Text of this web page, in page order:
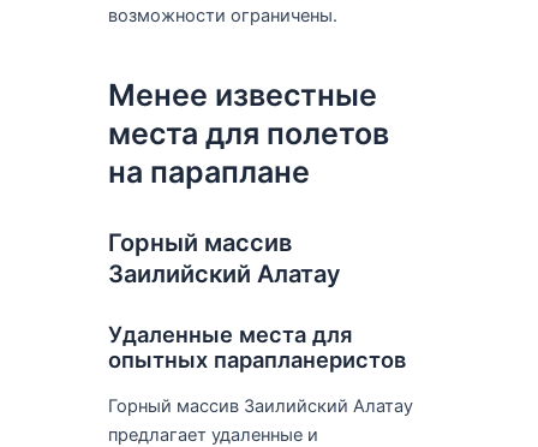
возможности ограничены.
Менее известные
места для полетов
на параплане
Горный массив
Заилийский Алатау
Удаленные места для
опытных парапланеристов
Горный массив Заилийский Алатау
предлагает удаленные и